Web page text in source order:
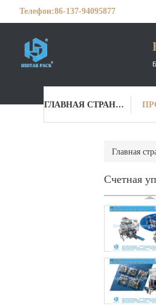
Телефон:86-137-94095877
ГЛАВНАЯ СТРАНИЦА
Главная
Счетная